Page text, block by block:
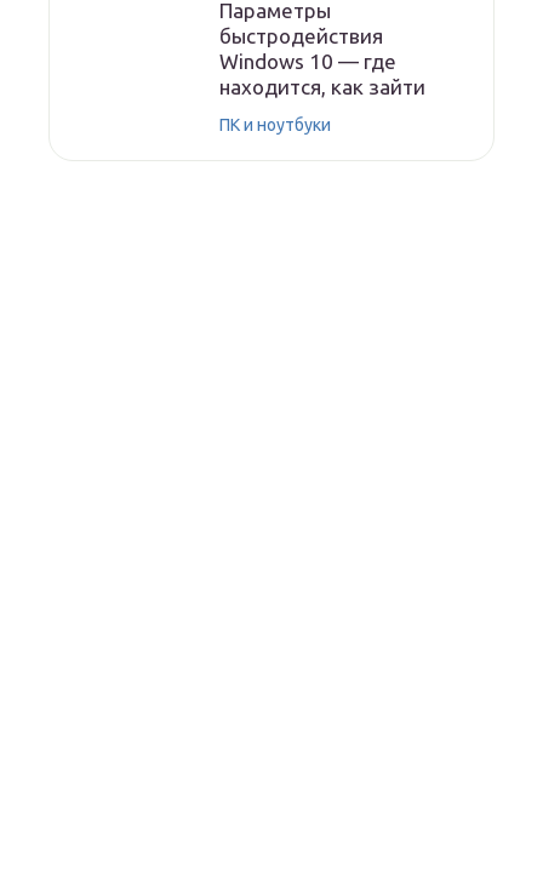
Параметры
быстродействия
Windows 10 — где
находится, как зайти
ПК и ноутбуки